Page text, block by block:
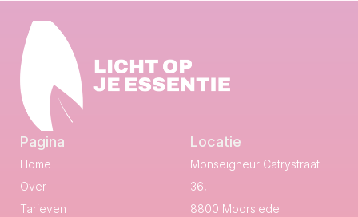
Pagina
Home
Over
Tarieven
Locatie
Monseigneur Catrystraat
36,
8800 Moorslede